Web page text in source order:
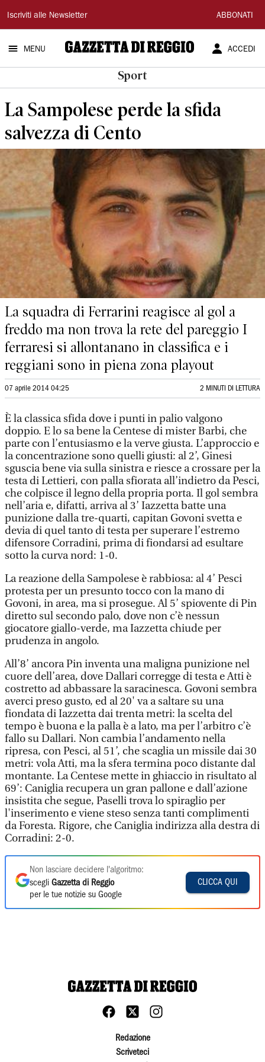
Gazzetta
di
Reggio
Iscriviti alle Newsletter ABBONATI
MENU ACCEDI
Sport
La Sampolese perde la sfida
salvezza di Cento
La squadra di Ferrarini reagisce al gol a
freddo ma non trova la rete del pareggio I
ferraresi si allontanano in classifica e i
reggiani sono in piena zona playout
07 aprile 2014 04:25 2 MINUTI DI LETTURA
È la classica sfida dove i punti in palio valgono
doppio. E lo sa bene la Centese di mister Barbi, che
parte con l’entusiasmo e la verve giusta. L’approccio e
la concentrazione sono quelli giusti: al 2’, Ginesi
sguscia bene via sulla sinistra e riesce a crossare per la
testa di Lettieri, con palla sfiorata all’indietro da Pesci,
che colpisce il legno della propria porta. Il gol sembra
nell’aria e, difatti, arriva al 3’ Iazzetta batte una
punizione dalla tre-quarti, capitan Govoni svetta e
devia di quel tanto di testa per superare l’estremo
difensore Corradini, prima di fiondarsi ad esultare
sotto la curva nord: 1-0.
La reazione della Sampolese è rabbiosa: al 4’ Pesci
protesta per un presunto tocco con la mano di
Govoni, in area, ma si prosegue. Al 5’ spiovente di Pin
diretto sul secondo palo, dove non c’è nessun
giocatore giallo-verde, ma Iazzetta chiude per
prudenza in angolo.
All’8’ ancora Pin inventa una maligna punizione nel
cuore dell’area, dove Dallari corregge di testa e Atti è
costretto ad abbassare la saracinesca. Govoni sembra
averci preso gusto, ed al 20' va a saltare su una
fiondata di Iazzetta dai trenta metri: la scelta del
tempo è buona e la palla è a lato, ma per l’arbitro c’è
fallo su Dallari. Non cambia l’andamento nella
ripresa, con Pesci, al 51’, che scaglia un missile dai 30
metri: vola Atti, ma la sfera termina poco distante dal
montante. La Centese mette in ghiaccio in risultato al
69’: Caniglia recupera un gran pallone e dall’azione
insistita che segue, Paselli trova lo spiraglio per
l'inserimento e viene steso senza tanti complimenti
da Foresta. Rigore, che Caniglia indirizza alla destra di
Corradini: 2-0.
Non lasciare decidere l'algoritmo:
scegli Gazzetta di Reggio
per le tue notizie su Google
CLICCA QUI
Redazione
Scriveteci